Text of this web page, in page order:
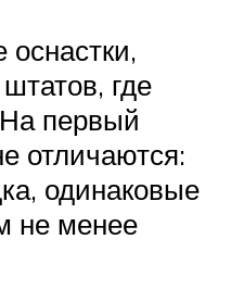
где
первый
отличаются:
одинаковые
не менее